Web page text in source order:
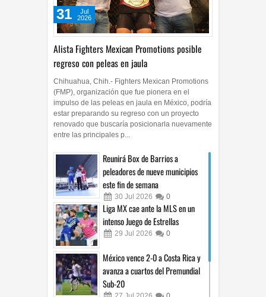
Alista Fighters Mexican Promotions posible
regreso con peleas en jaula
31
Jul
2026
Chihuahua, Chih.- Fighters Mexican Promotions
(FMP), organización que fue pionera en el
impulso de las peleas en jaula en México, podría
estar preparando su regreso con un proyecto
renovado que buscaría posicionarla nuevamente
entre las principales p...
Reunirá Box de Barrios a
peleadores de nueve municipios
este fin de semana
30 Jul 2026 0
Liga MX cae ante la MLS en un
intenso Juego de Estrellas
29 Jul 2026 0
México vence 2-0 a Costa Rica y
avanza a cuartos del Premundial
Sub-20
27 Jul 2026 0